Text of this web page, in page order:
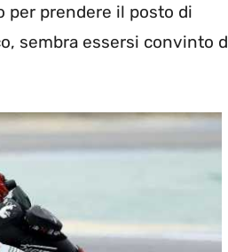
per prendere il posto di
sembra essersi convinto